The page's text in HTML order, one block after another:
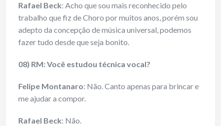
Rafael Beck: Acho que sou mais reconhecido pelo
trabalho que fiz de Choro por muitos anos, porém sou
adepto da concepção de música universal, podemos
fazer tudo desde que seja bonito.
08) RM: Você estudou técnica vocal?
Felipe Montanaro: Não. Canto apenas para brincar e
me ajudar a compor.
Rafael Beck: Não.